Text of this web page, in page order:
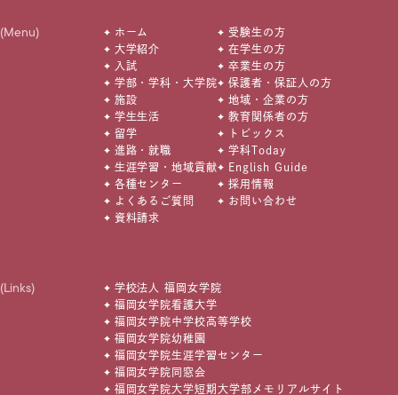
(Menu)
ホーム
大学紹介
入試
学部・学科・大学院
施設
学生生活
留学
進路・就職
生涯学習・地域貢献
各種センター
よくあるご質問
資料請求
受験生の方
在学生の方
卒業生の方
保護者・保証人の方
地域・企業の方
教育関係者の方
トピックス
学科Today
English Guide
採用情報
お問い合わせ
(Links)
学校法人 福岡女学院
福岡女学院看護大学
福岡女学院中学校高等学校
福岡女学院幼稚園
福岡女学院生涯学習センター
福岡女学院同窓会
福岡女学院大学短期大学部メモリアルサイト